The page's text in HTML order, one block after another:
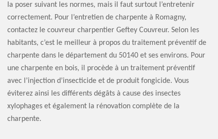
la poser suivant les normes, mais il faut surtout l’entretenir
correctement. Pour l’entretien de charpente à Romagny,
contactez le couvreur charpentier Geftey Couvreur. Selon les
habitants, c’est le meilleur à propos du traitement préventif de
charpente dans le département du 50140 et ses environs. Pour
une charpente en bois, il procède à un traitement préventif
avec l’injection d’insecticide et de produit fongicide. Vous
éviterez ainsi les différents dégâts à cause des insectes
xylophages et également la rénovation complète de la
charpente.